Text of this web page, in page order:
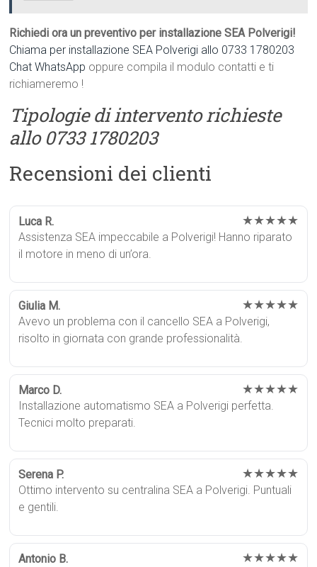
Richiedi ora un preventivo per installazione SEA Polverigi!
Chiama per installazione SEA Polverigi allo 0733 1780203
Chat WhatsApp oppure compila il modulo contatti e ti
richiameremo !
Tipologie di intervento richieste
allo 0733 1780203
Recensioni dei clienti
Luca R. ★★★★★
Assistenza SEA impeccabile a Polverigi! Hanno riparato
il motore in meno di un’ora.
Giulia M. ★★★★★
Avevo un problema con il cancello SEA a Polverigi,
risolto in giornata con grande professionalità.
Marco D. ★★★★★
Installazione automatismo SEA a Polverigi perfetta.
Tecnici molto preparati.
Serena P. ★★★★★
Ottimo intervento su centralina SEA a Polverigi. Puntuali
e gentili.
Antonio B. ★★★★★